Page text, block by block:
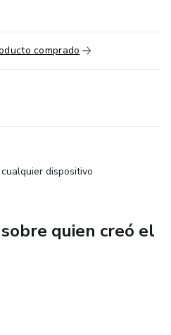
comprado
dispositivo
quien creó el